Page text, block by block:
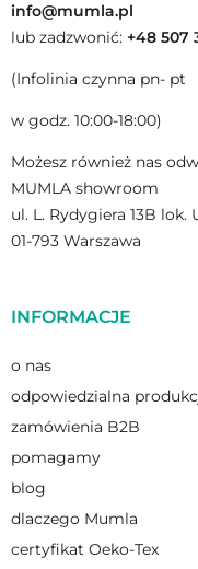
info@mumla.pl
lub zadzwonić: +48 507
(Infolinia czynna pn- pt
w godz. 10:00-18:00)
Możesz również nas
MUMLA showroom
ul. L. Rydygiera 13B lok.
01-793 Warszawa
INFORMACJE
o nas
odpowiedzialna
zamówienia B2B
pomagamy
blog
dlaczego Mumla
certyfikat Oeko-Tex